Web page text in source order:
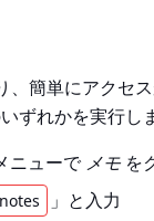
、簡単にアクセ
ずれかを実行し
ニューで メモを
」と入力